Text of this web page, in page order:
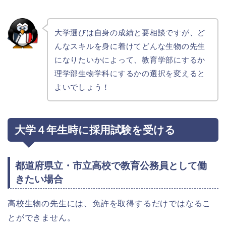
大学選びは自身の成績と要相談ですが、ど
んなスキルを身に着けてどんな生物の先生
になりたいかによって、教育学部にするか
理学部生物学科にするかの選択を変えると
よいでしょう！
大学４年生時に採用試験を受ける
都道府県立・市立高校で教育公務員として働
きたい場合
高校生物の先生には、免許を取得するだけではなるこ
とができません。